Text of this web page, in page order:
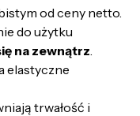
od ceny netto.
do użytku
na zewnątrz
elastyczne
trwałość i